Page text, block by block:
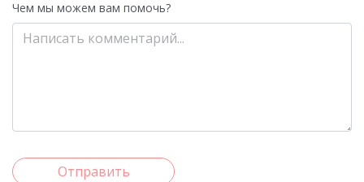
Чем мы можем вам помочь?
Отправить